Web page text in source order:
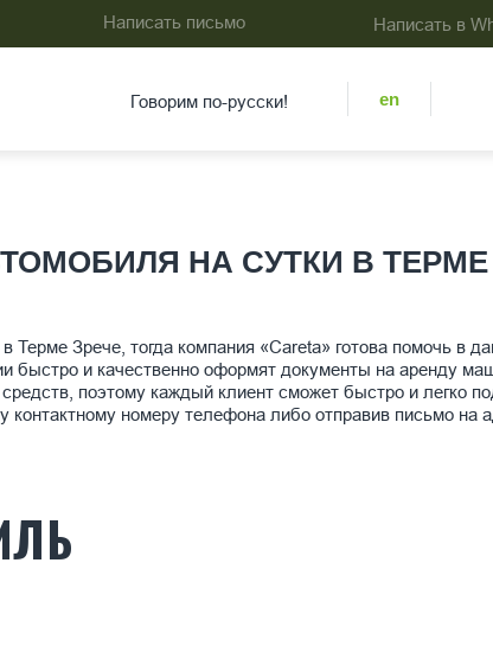
Написать письмо Написать в
Говорим по-русски! en
НА СУТКИ В ТЕРМЕ
Терме Зрече, тогда компания «Careta» готова помочь в
быстро и качественно оформят документы на аренду
поэтому каждый клиент сможет быстро и легко
контактному номеру телефона либо отправив письмо на